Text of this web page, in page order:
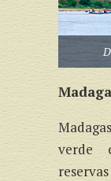
verde